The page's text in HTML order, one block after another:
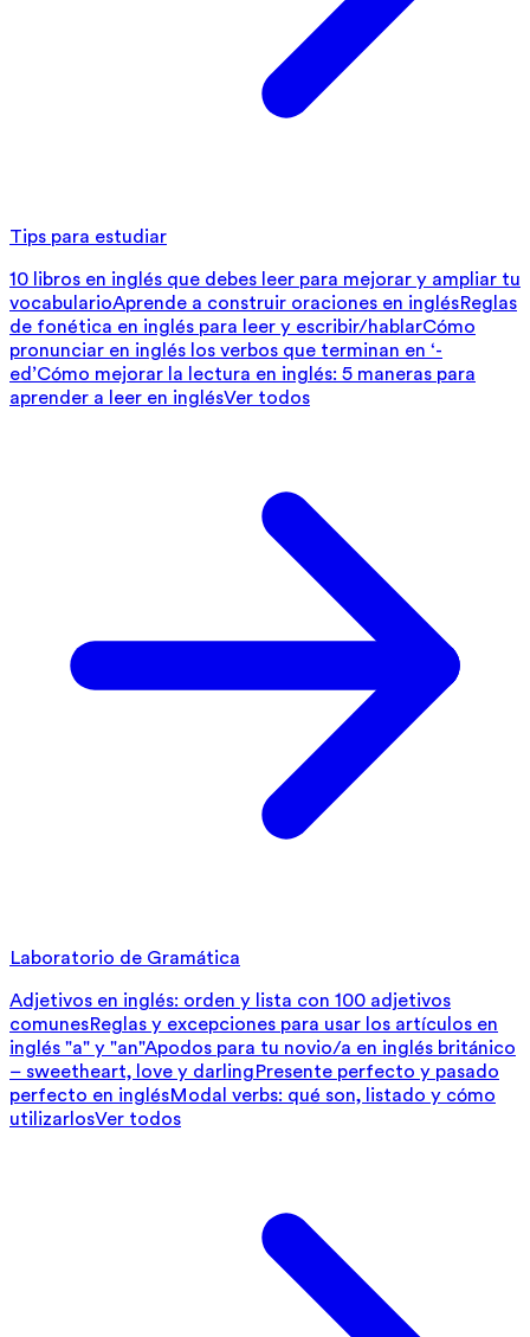
Tips para estudiar
10 libros en inglés que debes leer para mejorar y ampliar tu
vocabularioAprende a construir oraciones en inglésReglas
de fonética en inglés para leer y escribir/hablarCómo
pronunciar en inglés los verbos que terminan en ‘-
ed’Cómo mejorar la lectura en inglés: 5 maneras para
aprender a leer en inglésVer todos
Laboratorio de Gramática
Adjetivos en inglés: orden y lista con 100 adjetivos
comunesReglas y excepciones para usar los artículos en
inglés "a" y "an"Apodos para tu novio/a en inglés británico
– sweetheart, love y darlingPresente perfecto y pasado
perfecto en inglésModal verbs: qué son, listado y cómo
utilizarlosVer todos